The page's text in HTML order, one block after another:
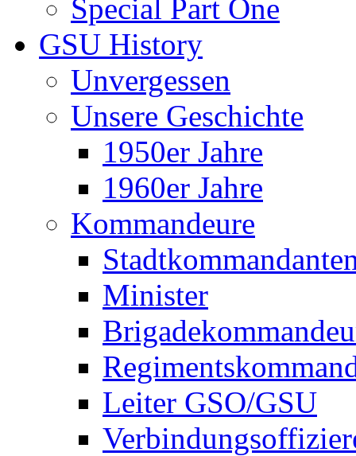
Special Part One
GSU History
Unvergessen
Unsere Geschichte
1950er Jahre
1960er Jahre
Kommandeure
Minister
Leiter GSO/GSU